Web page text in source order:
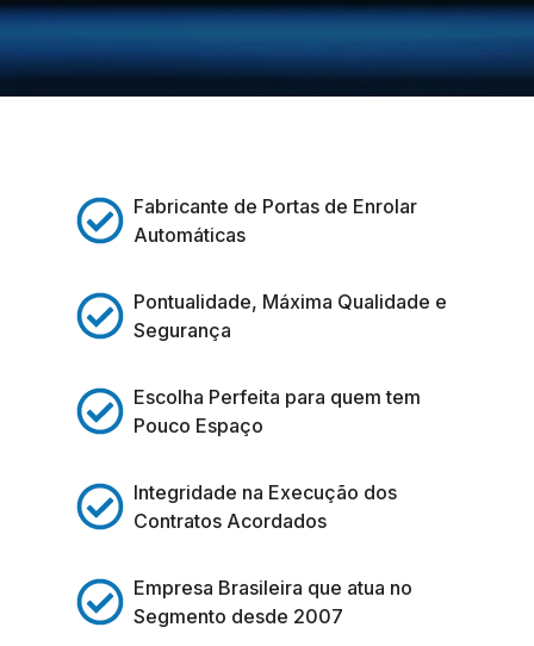
Fabricante de Portas de Enrolar
Automáticas
Pontualidade, Máxima Qualidade e
Segurança
Escolha Perfeita para quem tem
Pouco Espaço
Integridade na Execução dos
Contratos Acordados
Empresa Brasileira que atua no
Segmento desde 2007